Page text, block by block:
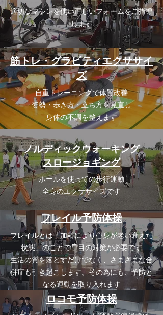
適切なマシンを使い正しいフォームをご指導
します
筋トレ・グラビティエクササイ
ズ
自重トレーニングで体質改善
姿勢・歩き方・立ち方を見直し
身体の不調を整えます
ノルディックウォーキング
スロージョギング
ポールを使っての歩行運動
全身のエクササイズです
フレイル予防体操
フレイルとは「加齢により心身が老い衰えた
状態」のことで早目の対策が必要です
生活の質を落とすだけでなく、さまざまな合
併症も引き起こします。その為にも、予防と
なる運動を取り入れます
ロコモ予防体操